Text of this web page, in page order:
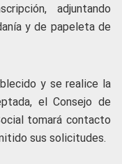
adjuntando
y de papeleta de
y se realice la
el Consejo de
tomará contacto
sus solicitudes.